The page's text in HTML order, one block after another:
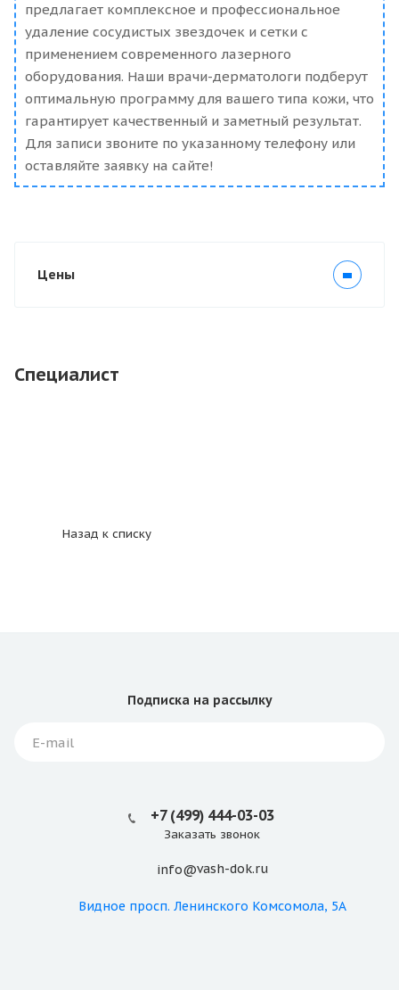
предлагает комплексное и профессиональное
удаление сосудистых звездочек и сетки с
применением современного лазерного
оборудования. Наши врачи-дерматологи подберут
оптимальную программу для вашего типа кожи, что
гарантирует качественный и заметный результат.
Для записи звоните по указанному телефону или
оставляйте заявку на сайте!
Цены
Специалист
Назад к списку
Подписка на рассылку
+7 (499) 444-03-03
Заказать звонок
info@vash-dok.ru
Видное просп. Ленинского Комсомола, 5А